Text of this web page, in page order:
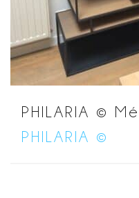
PHILARIA ©
PHILARIA ©